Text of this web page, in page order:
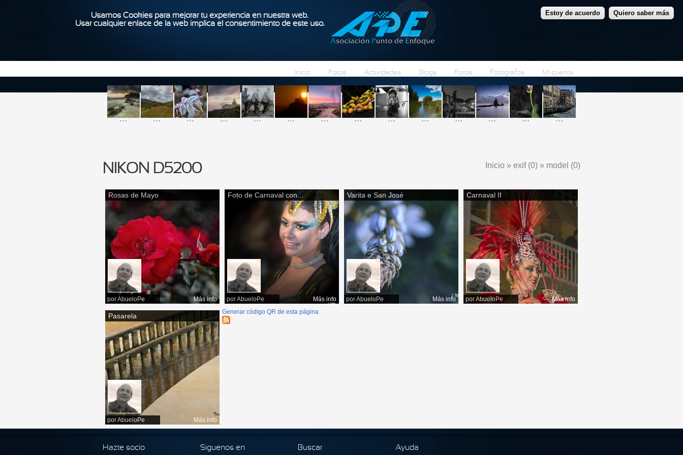
Usamos Cookies para mejorar tu experiencia en nuestra web.
Usar cualquier enlace de la web implica el consentimiento de este uso.
Estoy de acuerdo Quiero saber más
Pasar al contenido principal
Inicio Fotos Actividades Blogs Foros Fotógrafos Mi cuenta
... ... ... ... ... ... ... ... ... ... ... ... ... ...
Inicio » exif (0) » model (0)
NIKON D5200
Rosas de Mayo
porAbueloPe Más info
Foto de Carnaval con...
porAbueloPe Más info
Varita e San José
porAbueloPe Más info
Carnaval II
porAbueloPe Más info
Pasarela
porAbueloPe Más info
Generar código QR de esta página
Hazte socio Siguenos en Buscar Ayuda